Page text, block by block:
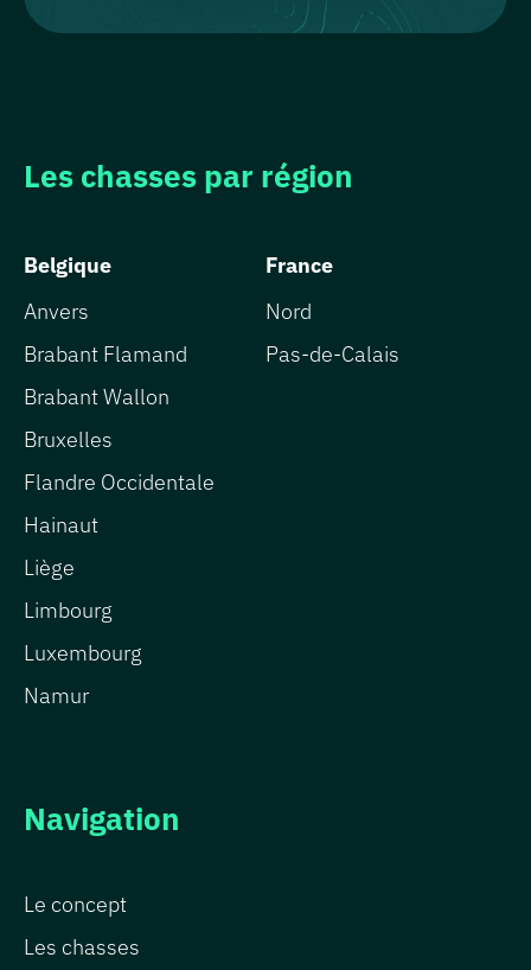
Navigation
Le concept
Les chasses
Les chasses par région
Belgique
Anvers
Brabant Flamand
Brabant Wallon
Bruxelles
Flandre Occidentale
Hainaut
Liège
Limbourg
Luxembourg
Namur
France
Nord
Pas-de-Calais